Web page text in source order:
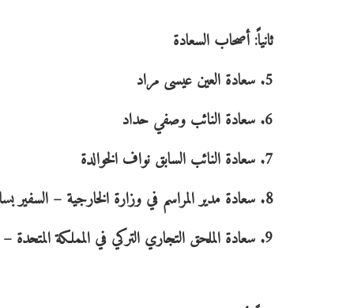
ثانياً: أصحاب السعادة
5. سعادة العين عيسى مراد
6. سعادة النائب وصفي حداد
7. سعادة النائب السابق نواف الخوالدة
8. سعادة مدير المراسم في وزارة الخارجية – السفير بسام غوشة
9. سعادة الملحق التجاري التركي في المملكة المتحدة – السيد محمد أورال